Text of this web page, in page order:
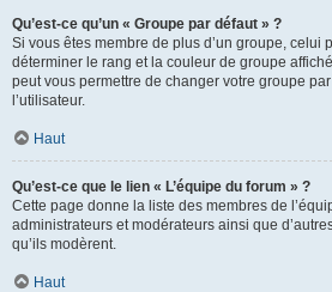
Qu’est-ce qu’un « Groupe par défaut » ?
Si vous êtes membre de plus d’un groupe, celui
déterminer le rang et la couleur de groupe
peut vous permettre de changer votre groupe
l’utilisateur.
Haut
Qu’est-ce que le lien « L’équipe du forum » ?
Cette page donne la liste des membres de
administrateurs et modérateurs ainsi que
qu’ils modèrent.
Haut